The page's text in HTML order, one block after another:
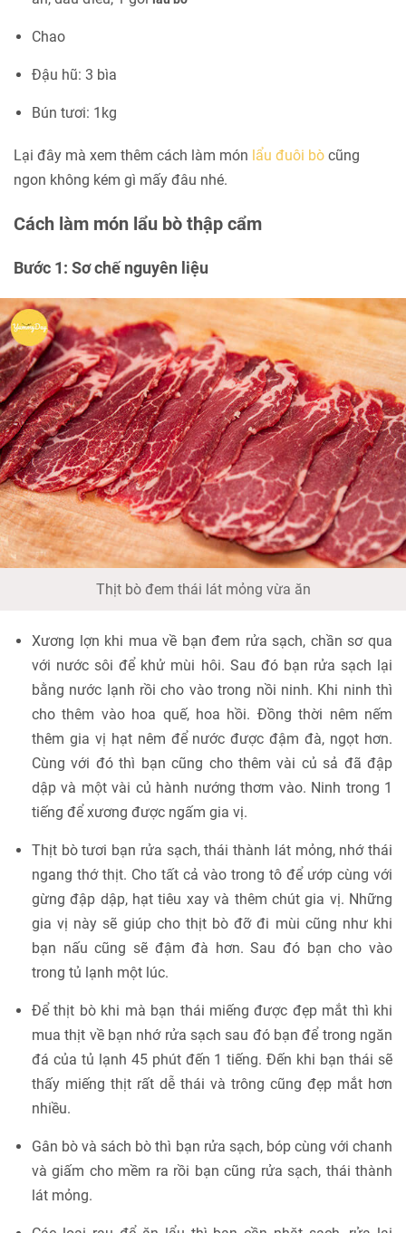
Chao
Đậu hũ: 3 bìa
Bún tươi: 1kg
Lại đây mà xem thêm cách làm món lẩu đuôi bò cũng
ngon không kém gì mấy đâu nhé.
Cách làm món lẩu bò thập cẩm
Bước 1: Sơ chế nguyên liệu
Thịt bò đem thái lát mỏng vừa ăn
Xương lợn khi mua về bạn đem rửa sạch, chần sơ qua
với nước sôi để khử mùi hôi. Sau đó bạn rửa sạch lại
bằng nước lạnh rồi cho vào trong nồi ninh. Khi ninh thì
cho thêm vào hoa quế, hoa hồi. Đồng thời nêm nếm
thêm gia vị hạt nêm để nước được đậm đà, ngọt hơn.
Cùng với đó thì bạn cũng cho thêm vài củ sả đã đập
dập và một vài củ hành nướng thơm vào. Ninh trong 1
tiếng để xương được ngấm gia vị.
Thịt bò tươi bạn rửa sạch, thái thành lát mỏng, nhớ thái
ngang thớ thịt. Cho tất cả vào trong tô để ướp cùng với
gừng đập dập, hạt tiêu xay và thêm chút gia vị. Những
gia vị này sẽ giúp cho thịt bò đỡ đi mùi cũng như khi
bạn nấu cũng sẽ đậm đà hơn. Sau đó bạn cho vào
trong tủ lạnh một lúc.
Để thịt bò khi mà bạn thái miếng được đẹp mắt thì khi
mua thịt về bạn nhớ rửa sạch sau đó bạn để trong ngăn
đá của tủ lạnh 45 phút đến 1 tiếng. Đến khi bạn thái sẽ
thấy miếng thịt rất dễ thái và trông cũng đẹp mắt hơn
nhiều.
Gân bò và sách bò thì bạn rửa sạch, bóp cùng với chanh
và giấm cho mềm ra rồi bạn cũng rửa sạch, thái thành
lát mỏng.